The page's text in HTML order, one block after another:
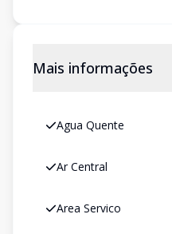
Mais informações
Agua Quente
Ar Central
Area Servico